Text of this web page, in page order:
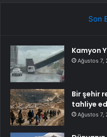
Son
Kamyon
Ağustos 7,
Bir şehir
tahliye
Ağustos 7,